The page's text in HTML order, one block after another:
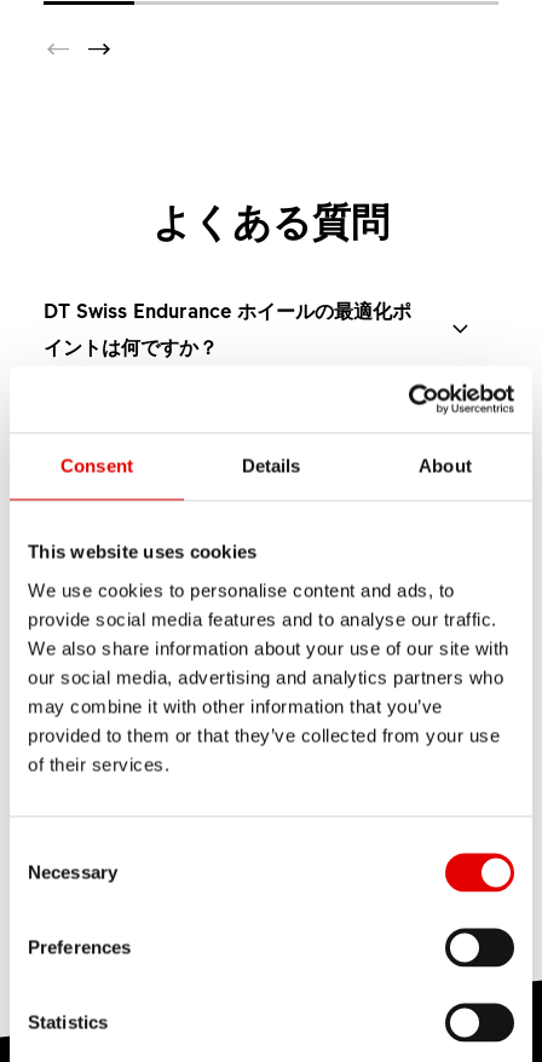
Consent Details About
This website uses cookies
We use cookies to personalise content and ads, to
provide social media features and to analyse our traffic.
We also share information about your use of our site with
our social media, advertising and analytics partners who
may combine it with other information that you’ve
provided to them or that they’ve collected from your use
of their services.
Necessary
Preferences
Statistics
よくある質問
DT Swiss Endurance ホイールの最適化ポ
イントは何ですか？
DT Swiss Endurance は、長距離ライドと変化に富
性、信頼性を提供します。このタイプのホイール
適しており、振動を吸収し、荒れた路面や不整地で
のグリップを高めることで、より快適なライディン
グ体験をもたらします。
Endurance は、より堅牢な構造設計を採用している
ため、より高いシステム重量に対応でき、ASTM
Class 2 の使用区分にも適合しています。プロ選手
のライディングスタイルと使用環境を考慮する必要
面で優位性のある低めのリムハイトのホイールが適
当社ホームページで製品を比較してください。当社
ファインダーを使うと、わずかなステップで適切な
ホイールが見つかります。
もしくは、販売店にご相談ください。DT Swissの製
品や技術に詳しいスタッフから適切なアドバイスを
受けられます。
響がありますか？
リムの高さ（リムハイト）は、エアロダイナミク
ス、操作性、ホイールの重量に大きな影響を与えま
す。原則として、高ければエアロダイナミクスに優
れ、低ければ機敏で操作性の高い走りが可能になり
ます。
役に立ちません
Endurance と Aero ホイールの違いは何で
すか？
DT Swiss Aero は、スピード性能を重視するライダ
ーのために設計されています。空力効率を求めるラ
空気抵抗の低減が重要なポイントとなります。
Endurance は、長距離ライダーのために設計されて
おり、快適性、安定性、そして変化に富んだ路面や
やや荒れた路面でも安心して走れる走行性能を重視
しています。その主な目的は、単に最高速度を追求
DT Swiss の製品名称は何を表しています
DT Swiss の製品名称は、文字、数字、テキストで
構成されています。文字は製品カテゴリーとリム素
材を表し、続く4桁の数字はハブグレードを示しま
す。名称内のテキストは、そのホイールが属するシ